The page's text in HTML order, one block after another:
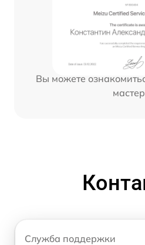
Вы можете
Служба поддержки